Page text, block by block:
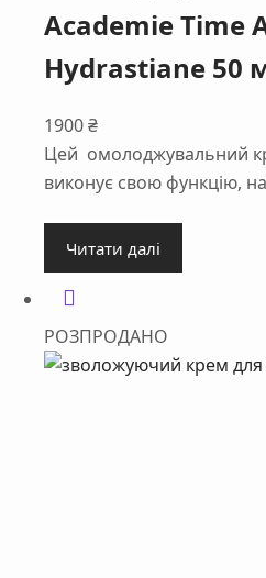
Academie Time
Hydrastiane 50
1900₴
Цей омолоджувальний
виконує свою функцію,
Читати далі
РОЗПРОДАНО